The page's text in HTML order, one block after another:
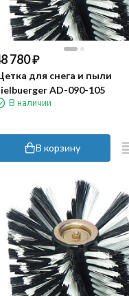
780₽
для снега и пыли
AD-090-105
В наличии
В корзину